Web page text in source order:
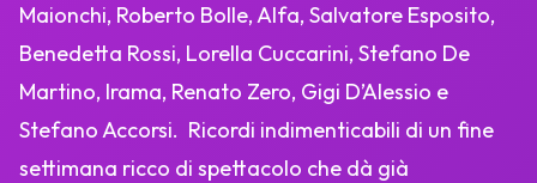
Maionchi, Roberto Bolle, Alfa, Salvatore Esposito,
Benedetta Rossi, Lorella Cuccarini, Stefano De
Martino, Irama, Renato Zero, Gigi D’Alessio e
Stefano Accorsi. Ricordi indimenticabili di un fine
settimana ricco di spettacolo che dà già